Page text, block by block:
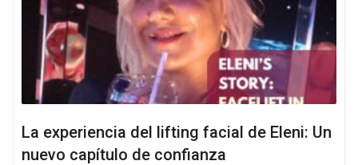
La experiencia del lifting facial de Eleni: Un
nuevo capítulo de confianza